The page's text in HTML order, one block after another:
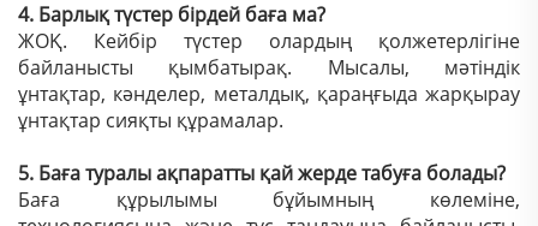
4. Барлық түстер бірдей баға ма?
ЖОҚ. Кейбір түстер олардың қолжетерлігіне
байланысты қымбатырақ. Мысалы, мәтіндік
ұнтақтар, кәнделер, металдық, қараңғыда жарқырау
ұнтақтар сияқты құрамалар.
5. Баға туралы ақпаратты қай жерде табуға болады?
Баға құрылымы бұйымның көлеміне,